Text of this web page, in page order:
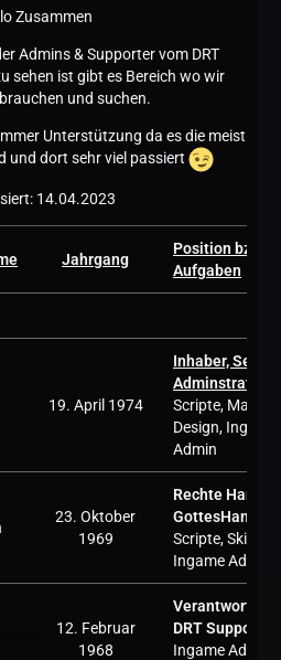
Zusammen
Admins & Supporter vom DRT
sehen ist gibt es Bereich wo wir
und suchen.
Unterstützung da es die meist
und dort sehr viel passiert
14.04.2023
Jahrgang
Position bzw
Aufgaben
19. April 1974
Inhaber, Server
Adminstrator
Scripte, Map
Design, Ingame
Admin
23. Oktober
1969
Rechte Hand
GottesHand
Scripte, Skins,
Ingame Admin
12. Februar
1968
Verantwortlich
DRT Supporter
Ingame Admin: